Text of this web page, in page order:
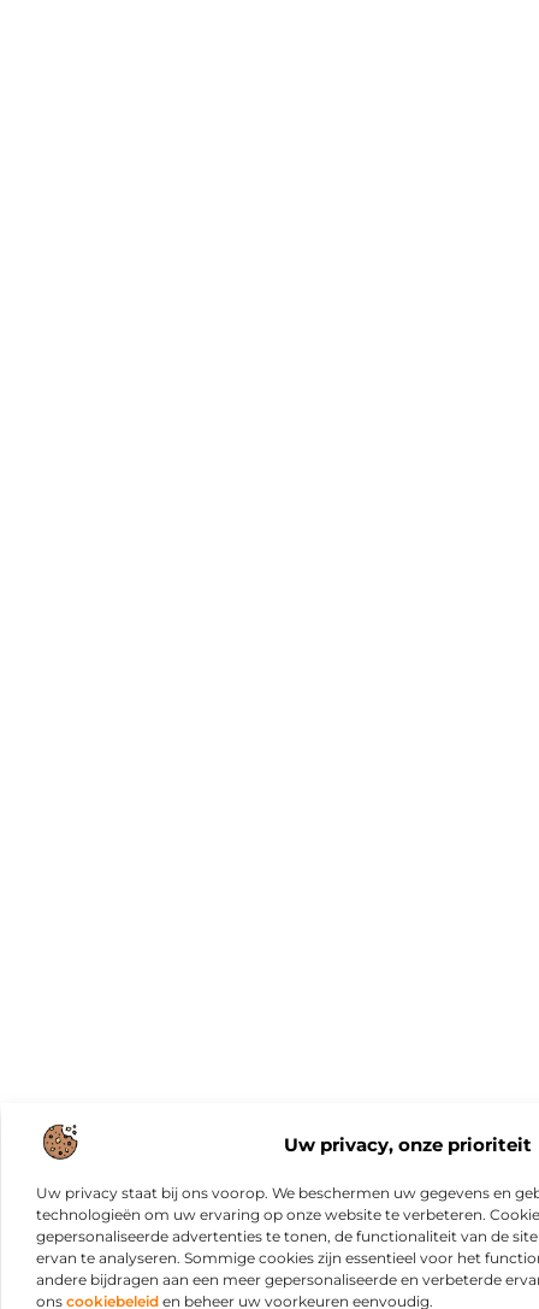
Uw privacy, onze prioriteit
Uw privacy staat bij ons voorop. We beschermen uw gegevens en
technologieën om uw ervaring op onze website te verbeteren.
gepersonaliseerde advertenties te tonen, de functionaliteit van de
ervan te analyseren. Sommige cookies zijn essentieel voor het
andere bijdragen aan een meer gepersonaliseerde en verbeterde
ons cookiebeleid en beheer uw voorkeuren eenvoudig.